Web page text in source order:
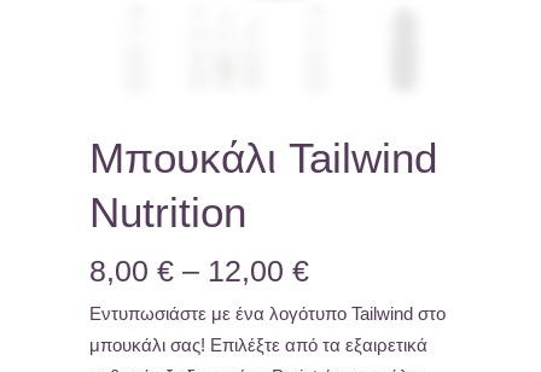
Μπουκάλι Tailwind
Nutrition
8,00 € – 12,00 €Price
range:
8,00 €
Εντυπωσιάστε με ένα λογότυπο Tailwind στο
μπουκάλι σας! Επιλέξτε από τα εξαιρετικά